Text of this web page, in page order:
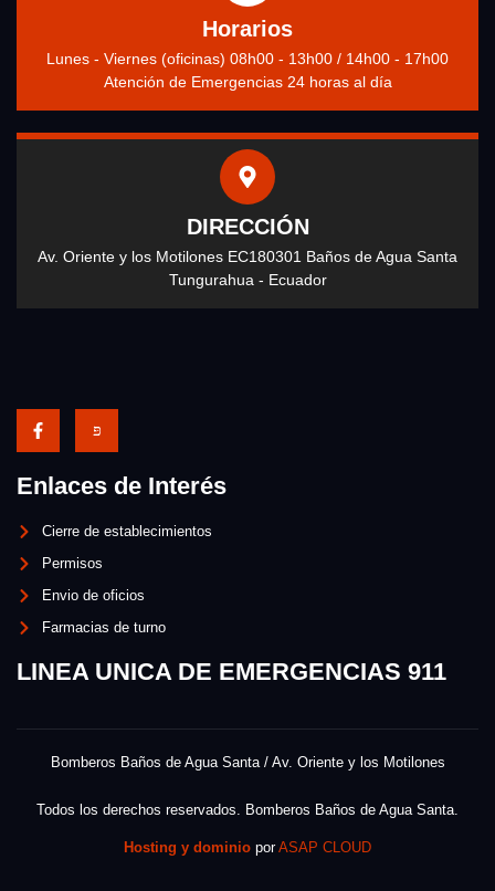
Horarios
Lunes - Viernes (oficinas) 08h00 - 13h00 / 14h00 - 17h00
Atención de Emergencias 24 horas al día
DIRECCIÓN
Av. Oriente y los Motilones EC180301 Baños de Agua Santa
Tungurahua - Ecuador
Enlaces de Interés
Cierre de establecimientos
Permisos
Envio de oficios
Farmacias de turno
LINEA UNICA DE EMERGENCIAS 911
Bomberos Baños de Agua Santa / Av. Oriente y los Motilones
Todos los derechos reservados. Bomberos Baños de Agua Santa.
Hosting y dominio porASAP CLOUD